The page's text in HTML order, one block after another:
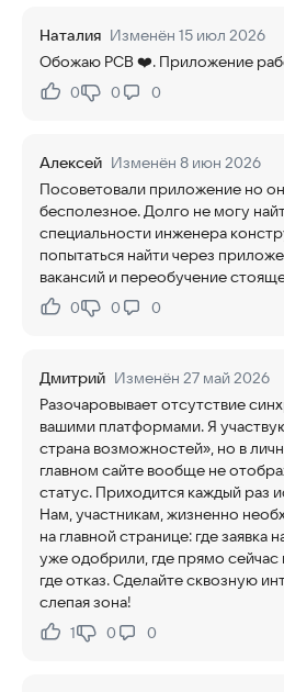
Наталия Изменён 15 июл 2026
Обожаю РСВ ❤️. Приложение
Нравится:
0Не нравится:
0 0
Алексей Изменён 8 июн 2026
Посоветовали приложение но
бесполезное. Долго не могу
специальности инженера
попытаться найти через
вакансий и переобучение
Нравится:
0Не нравится:
0 0
Дмитрий Изменён 27 май 2026
Разочаровывает отсутствие
вашими платформами. Я
страна возможностей», но в
главном сайте вообще не
статус. Приходится каждый раз
Нам, участникам, жизненно
на главной странице: где заявка
уже одобрили, где прямо сейчас
где отказ. Сделайте сквозную
слепая зона!
Нравится:
1Не нравится:
0 0